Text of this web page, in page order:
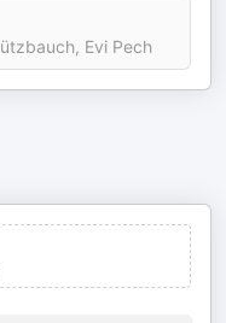
Evi Pech